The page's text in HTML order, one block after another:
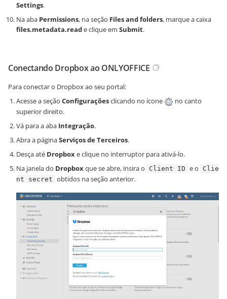
Settings.
Na aba Permissions, na seção Files and folders, marque a caixa
files.metadata.reade clique em Submit.
Conectando Dropbox ao ONLYOFFICE
Para conectar o Dropbox ao seu portal:
Acesse a seção Configuraçõesclicando no ícone
no canto
superior direito.
Vá para a aba Integração.
Abra a páginaServiços de Terceiros.
Desça até Dropbox e clique no interruptor para ativá-lo.
Na janela do Dropbox que se abre, insira o Client ID e o
Clie
nt secret obtidos na seção anterior.